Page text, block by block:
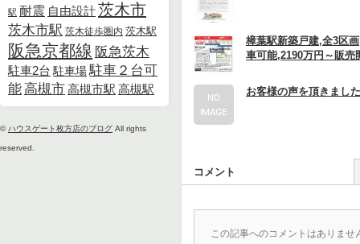
駅 耐震 自由設計茨木市
茨木市駅 茨木徒歩圏内 茨木駅
阪急京都線 阪急茨木
駐車2台 駐車場駐車２台可
能高槻市高槻市駅 高槻駅
©ハウスゲート枚方店のブログ All rights
reserved.
樟葉駅新築戸建,全3区
車可能,2190万円～販売
お客様の声を頂きました
コメント
この記事へのコメントはありませ